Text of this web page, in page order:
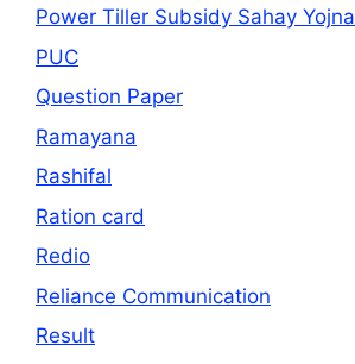
Power Tiller Subsidy Sahay Yojna
PUC
Question Paper
Ramayana
Rashifal
Ration card
Redio
Reliance Communication
Result